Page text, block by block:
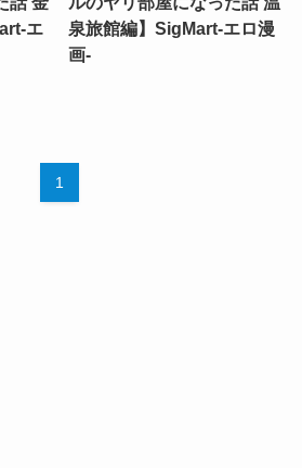
エ
泉旅館編】SigMart-エロ漫
画-
1